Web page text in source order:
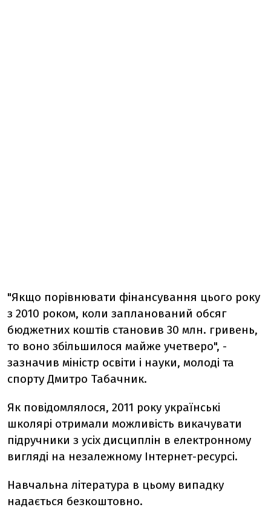
"Якщо порівнювати фінансування цього року
з 2010 роком, коли запланований обсяг
бюджетних коштів становив 30 млн. гривень,
то воно збільшилося майже учетверо", -
зазначив міністр освіти і науки, молоді та
спорту Дмитро Табачник.
Як повідомлялося, 2011 року українські
школярі отримали можливість викачувати
підручники з усіх дисциплін в електронному
вигляді на незалежному Інтернет-ресурсі.
Навчальна література в цьому випадку
надається безкоштовно.